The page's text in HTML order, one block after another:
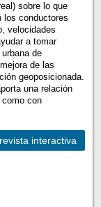
sobre lo que
los conductores
velocidades
a tomar
de
de las
geoposicionada.
una relación
con
interactiva